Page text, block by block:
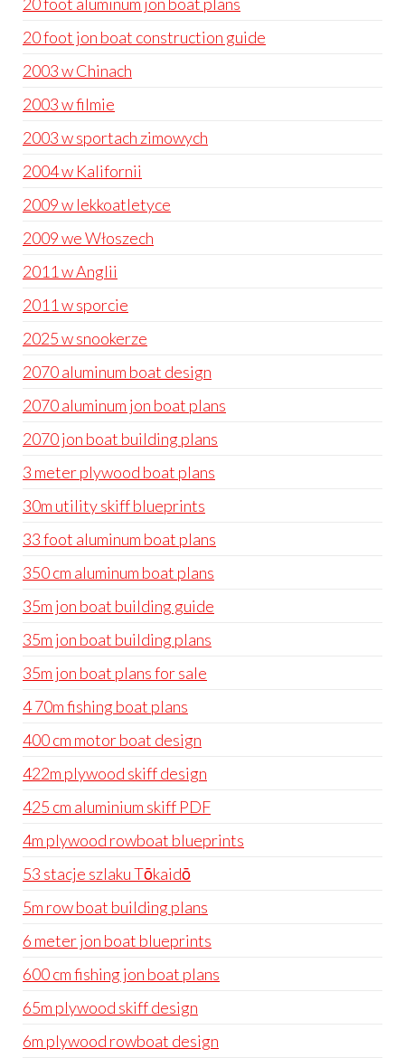
20 foot jon boat construction guide
2003 w Chinach
2003 w filmie
2003 w sportach zimowych
2004 w Kalifornii
2009 w lekkoatletyce
2009 we Włoszech
2011 w Anglii
2011 w sporcie
2025 w snookerze
2070 aluminum boat design
2070 aluminum jon boat plans
2070 jon boat building plans
3 meter plywood boat plans
30m utility skiff blueprints
33 foot aluminum boat plans
350 cm aluminum boat plans
35m jon boat building guide
35m jon boat building plans
35m jon boat plans for sale
4 70m fishing boat plans
400 cm motor boat design
422m plywood skiff design
425 cm aluminium skiff PDF
4m plywood rowboat blueprints
53 stacje szlaku Tōkaidō
5m row boat building plans
6 meter jon boat blueprints
600 cm fishing jon boat plans
65m plywood skiff design
6m plywood rowboat design